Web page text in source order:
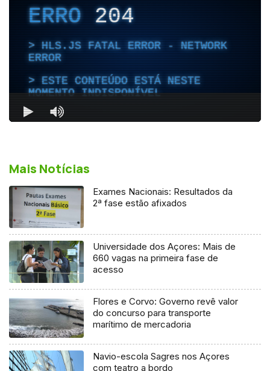
Mais Notícias
Exames Nacionais: Resultados da
2ª fase estão afixados
Universidade dos Açores: Mais de
660 vagas na primeira fase de
acesso
Flores e Corvo: Governo revê valor
do concurso para transporte
marítimo de mercadoria
Navio-escola Sagres nos Açores
com teatro a bordo